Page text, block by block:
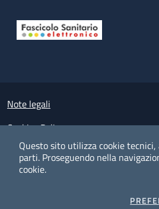
Questo sito utilizza cookie
parti. Proseguendo nella
cookie.
Small prints
Note legali
Cookies Policy
Policy privacy e protezione del dato
Albo pretorio on-line